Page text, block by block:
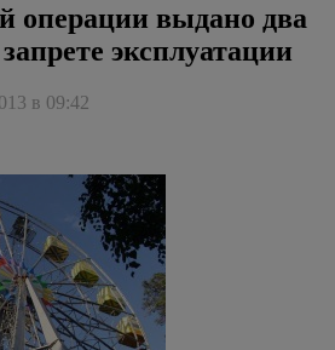
операции выдано два
эксплуатации
в 09:42